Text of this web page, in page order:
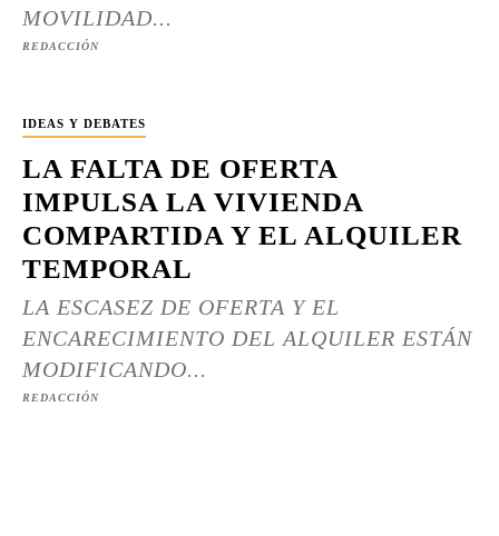
MOVILIDAD...
REDACCIÓN
IDEAS Y DEBATES
LA FALTA DE OFERTA
IMPULSA LA VIVIENDA
COMPARTIDA Y EL ALQUILER
TEMPORAL
LA ESCASEZ DE OFERTA Y EL
ENCARECIMIENTO DEL ALQUILER ESTÁN
MODIFICANDO...
REDACCIÓN